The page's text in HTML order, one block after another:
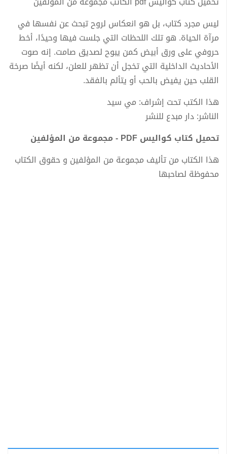
ليس مجرد كتاب، بل هو انعكاس لروح تبحث عن نفسها في
مرآة الحياة. هو تلك اللحظات التي جلست فيها وحيدًا، أخط
حروفي على ورق أبيض كمن يبوح لصديق صامت. إنه صوت
الأحاديث الداخلية التي تخجل أن تظهر للعلن، لكنه أيضًا صرخة
القلب حين يفيض بالحب أو يتألم بالفقد.
هذا الكتب تحت إشراف: مي سيد
الناشر: دار مبدع للنشر
تحميل كتاب كواليس PDF - مجموعة من المؤلفين
هذا الكتاب من تأليف مجموعة من المؤلفين و حقوق الكتاب
محفوظة لصاحبها